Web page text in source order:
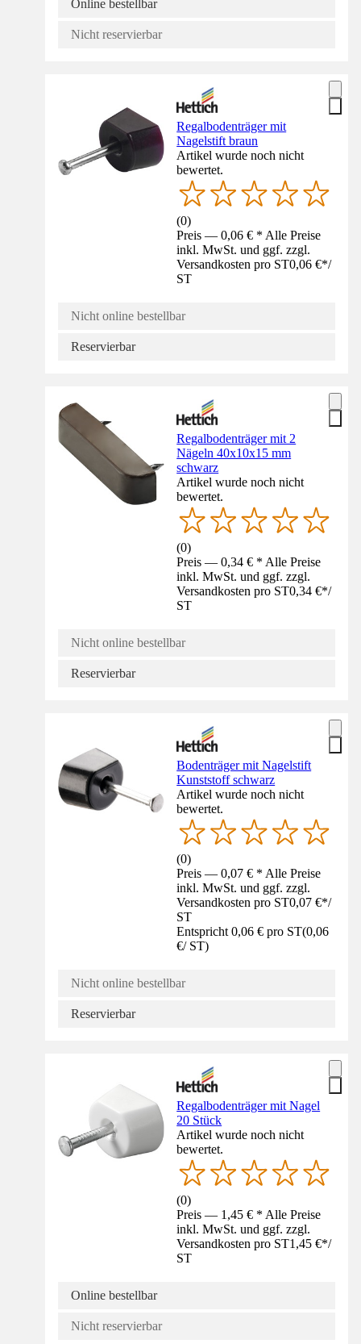
Online bestellbar
Nicht reservierbar
Regalbodenträger mit
Nagelstift braun
Artikel wurde noch nicht
bewertet.
(0)
Preis — 0,06 € * Alle Preise
inkl. MwSt. und ggf. zzgl.
Versandkosten pro ST0,06 €*/
ST
Nicht online bestellbar
Reservierbar
Regalbodenträger mit 2
Nägeln 40x10x15 mm
schwarz
Artikel wurde noch nicht
bewertet.
(0)
Preis — 0,34 € * Alle Preise
inkl. MwSt. und ggf. zzgl.
Versandkosten pro ST0,34 €*/
ST
Nicht online bestellbar
Reservierbar
Bodenträger mit Nagelstift
Kunststoff schwarz
Artikel wurde noch nicht
bewertet.
(0)
Preis — 0,07 € * Alle Preise
inkl. MwSt. und ggf. zzgl.
Versandkosten pro ST0,07 €*/
ST
Entspricht 0,06 € pro ST(0,06
€/ ST)
Nicht online bestellbar
Reservierbar
Regalbodenträger mit Nagel
20 Stück
Artikel wurde noch nicht
bewertet.
(0)
Preis — 1,45 € * Alle Preise
inkl. MwSt. und ggf. zzgl.
Versandkosten pro ST1,45 €*/
ST
Online bestellbar
Nicht reservierbar